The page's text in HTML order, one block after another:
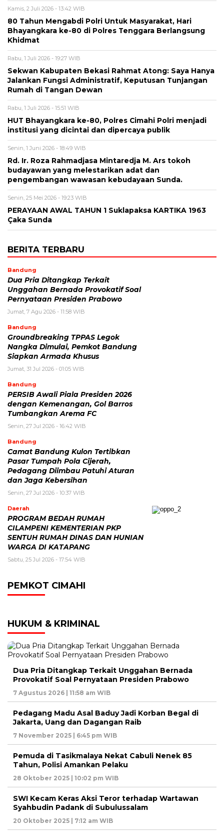
Kamis, 2 Juli 2026 - 13:42 WIB
80 Tahun Mengabdi Polri Untuk Masyarakat, Hari
Bhayangkara ke-80 di Polres Tenggara Berlangsung
Khidmat
Rabu, 1 Juli 2026 - 19:27 WIB
Sekwan Kabupaten Bekasi Rahmat Atong: Saya Hanya
Jalankan Fungsi Administratif, Keputusan Tunjangan
Rumah di Tangan Dewan
Rabu, 1 Juli 2026 - 15:51 WIB
HUT Bhayangkara ke-80, Polres Cimahi Polri menjadi
institusi yang dicintai dan dipercaya publik
Senin, 1 Juni 2026 - 18:49 WIB
Rd. Ir. Roza Rahmadjasa Mintaredja M. Ars tokoh
budayawan yang melestarikan adat dan
pengembangan wawasan kebudayaan Sunda.
Senin, 25 Mei 2026 - 19:23 WIB
PERAYAAN AWAL TAHUN 1 Suklapaksa KARTIKA 1963
Çaka Sunda
BERITA TERBARU
Bandung
Dua Pria Ditangkap Terkait
Unggahan Bernada Provokatif Soal
Pernyataan Presiden Prabowo
Jumat, 7 Agu 2026 - 11:58 WIB
Bandung
Groundbreaking TPPAS Legok
Nangka Dimulai, Pemkot Bandung
Siapkan Armada Khusus
Jumat, 31 Jul 2026 - 01:05 WIB
Bandung
PERSIB Awali Piala Presiden 2026
dengan Kemenangan, Gol Barros
Tumbangkan Arema FC
Senin, 27 Jul 2026 - 16:42 WIB
Bandung
Camat Bandung Kulon Tertibkan
Pasar Tumpah Pola Cijerah,
Pedagang Diimbau Patuhi Aturan
dan Jaga Kebersihan
Senin, 27 Jul 2026 - 10:37 WIB
Daerah
PROGRAM BEDAH RUMAH
CILAMPENI KEMENTERIAN PKP
SENTUH RUMAH DINAS DAN HUNIAN
WARGA DI KATAPANG
Sabtu, 25 Jul 2026 - 17:54 WIB
PEMKOT CIMAHI
HUKUM & KRIMINAL
Dua Pria Ditangkap Terkait Unggahan Bernada
Provokatif Soal Pernyataan Presiden Prabowo
7 Agustus 2026 | 11:58 am WIB
Pedagang Madu Asal Baduy Jadi Korban Begal di
Jakarta, Uang dan Dagangan Raib
7 November 2025 | 6:45 pm WIB
Pemuda di Tasikmalaya Nekat Cabuli Nenek 85
Tahun, Polisi Amankan Pelaku
28 Oktober 2025 | 10:02 pm WIB
SWI Kecam Keras Aksi Teror terhadap Wartawan
Syahbudin Padank di Subulussalam
20 Oktober 2025 | 7:12 am WIB